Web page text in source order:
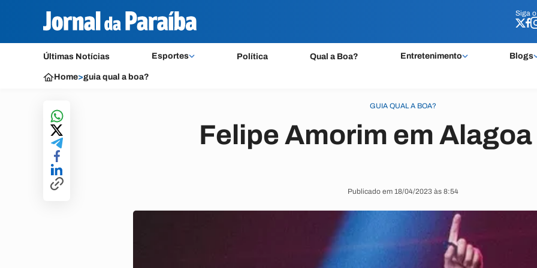
Siga o
Últimas Notícias Esportes Política Qual a Boa? Entretenimento Blogs
Siga o
Home>guia qual a boa?
GUIA QUAL A BOA?
Felipe Amorim em
Publicado em 18/04/2023 às 8:54